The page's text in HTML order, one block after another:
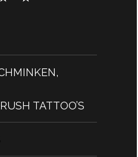
TATTOO’S